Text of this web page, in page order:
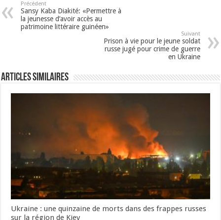
Précédent
Sansy Kaba Diakité: «Permettre à
la jeunesse d’avoir accès au
patrimoine littéraire guinéen»
Suivant
Prison à vie pour le jeune soldat
russe jugé pour crime de guerre
en Ukraine
Articles Similaires
Ukraine : une quinzaine de morts dans des frappes russes
sur la région de Kiev